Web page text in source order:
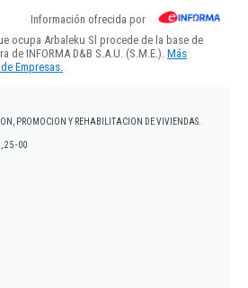
Información ofrecida por
ocupa Arbaleku Sl procede de la base de
de INFORMA D&B S.A.U. (S.M.E.). Más
Empresas.
PROMOCION Y REHABILITACION DE VIVIENDAS.
25 - 00